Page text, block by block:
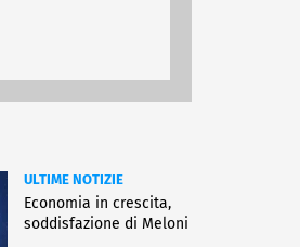
ULTIME NOTIZIE
Economia in crescita,
soddisfazione di Meloni